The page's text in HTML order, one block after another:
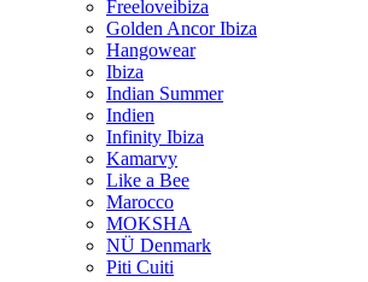
Freeloveibiza
Golden Ancor Ibiza
Hangowear
Ibiza
Indian Summer
Indien
Infinity Ibiza
Kamarvy
Like a Bee
Marocco
MOKSHA
NÜ Denmark
Piti Cuiti